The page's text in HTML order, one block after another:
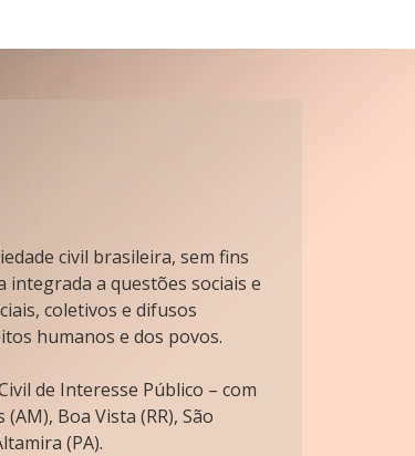
civil brasileira, sem fins
a questões sociais e
coletivos e difusos
humanos e dos povos.
de Interesse Público – com
Boa Vista (RR), São
(PA).